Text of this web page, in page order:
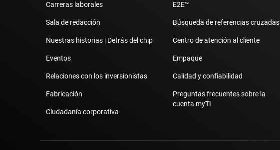
Carreras laborales
Sala de redacción
Nuestras historias | Detrás del chip
Eventos
Relaciones con los inversionistas
Fabricación
Ciudadanía corporativa
E2E™
Búsqueda de referencias cruzadas
Centro de atención al cliente
Empaque
Calidad y confiabilidad
Preguntas frecuentes sobre la
cuenta myTI